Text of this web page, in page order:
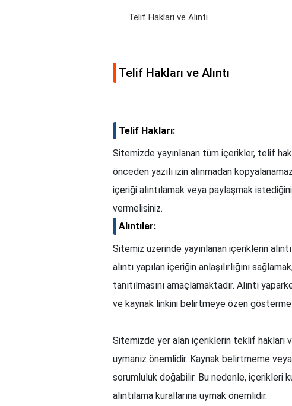
Telif Hakları ve Alıntı
Telif Hakları ve Alıntı
Telif Hakları:
Sitemizde yayınlanan tüm içerikler, telif
önceden yazılı izin alınmadan
içeriği alıntılamak veya paylaşmak
vermelisiniz.
Alıntılar:
Sitemiz üzerinde yayınlanan içeriklerin
alıntı yapılan içeriğin anlaşılırlığını
tanıtılmasını amaçlamaktadır. Alıntı
ve kaynak linkini belirtmeye özen
Sitemizde yer alan içeriklerin teklif hakları
uymanız önemlidir. Kaynak belirtmeme
sorumluluk doğabilir. Bu nedenle, içerikleri
alıntılama kurallarına uymak önemlidir.